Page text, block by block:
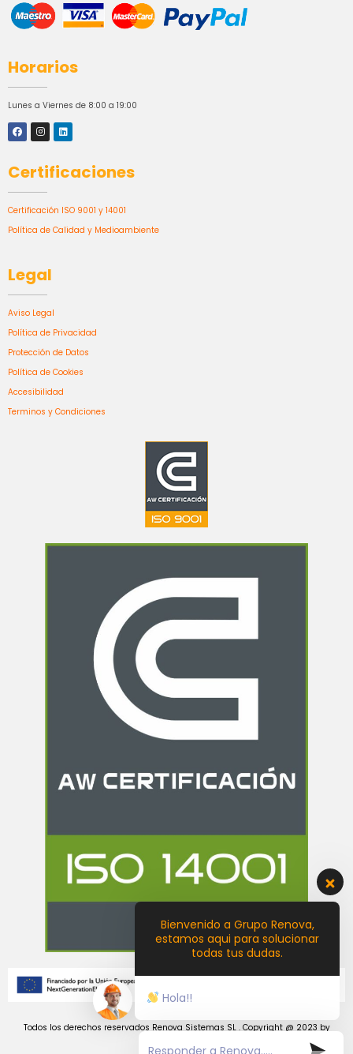
Horarios
Lunes a Viernes de 8:00 a 19:00
Certificaciones
Certificación ISO 9001 y 14001
Política de Calidad y Medioambiente
Legal
Aviso Legal
Política de Privacidad
Protección de Datos
Política de Cookies
Accesibilidad
Terminos y Condiciones
Todos los derechos reservados Renova Sistemas SL . Copyright @ 2023 by
Bienvenido a Grupo Renova,
estamos aqui para solucionar
todas tus dudas.
Hola!!